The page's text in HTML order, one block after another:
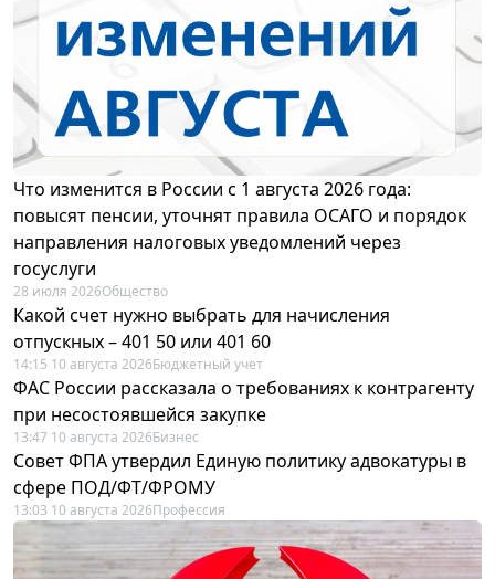
Что изменится в России с 1 августа 2026 года:
повысят пенсии, уточнят правила ОСАГО и порядок
направления налоговых уведомлений через
госуслуги
28 июля 2026Общество
Какой счет нужно выбрать для начисления
отпускных – 401 50 или 401 60
14:15 10 августа 2026Бюджетный учет
ФАС России рассказала о требованиях к контрагенту
при несостоявшейся закупке
13:47 10 августа 2026Бизнес
Совет ФПА утвердил Единую политику адвокатуры в
сфере ПОД/ФТ/ФРОМУ
13:03 10 августа 2026Профессия